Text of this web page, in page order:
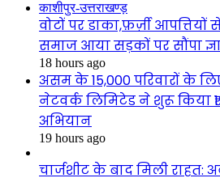
काशीपुर-उत्तराखण्ड़
वोटों पर डाका,फ़र्ज़ी
समाज आया सड़कों पर सौंपा
18 hours ago
असम के 15,000 परिवारों के
नेटवर्क लिमिटेड ने शुरू किया
अभियान
19 hours ago
चार्जशीट के बाद मिली